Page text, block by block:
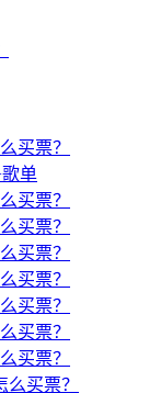
买票？
单
买票？
买票？
买票？
买票？
买票？
买票？
买票？
买票？